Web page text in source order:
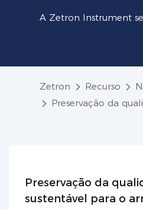
A Zetron Instrument
Zetron Recurso
Preservação da
Preservação da
sustentável para o